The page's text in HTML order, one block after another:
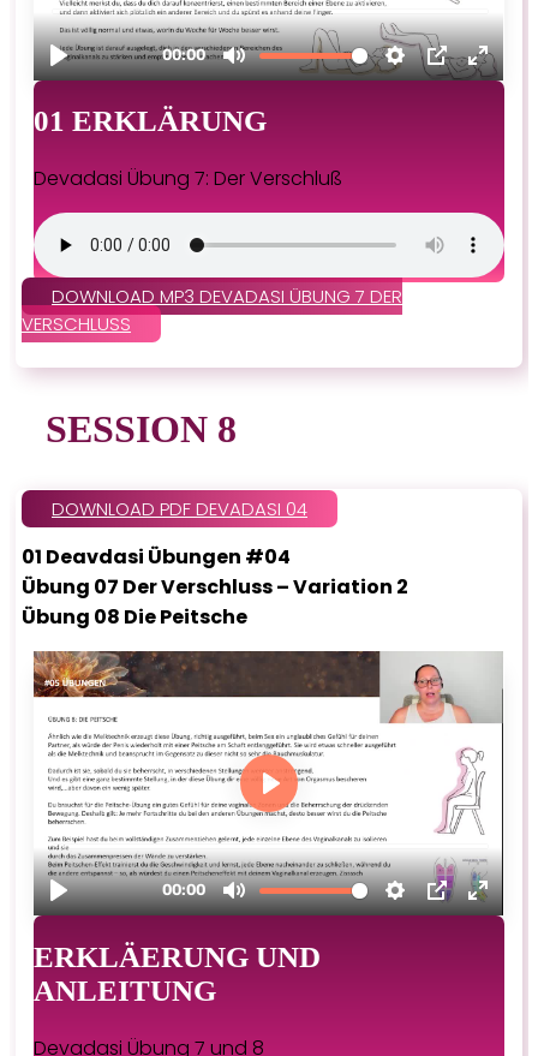
01 ERKLÄRUNG
Devadasi Übung 7: Der Verschluß
DOWNLOAD MP3 DEVADASI ÜBUNG 7 DER
VERSCHLUSS
SESSION 8
DOWNLOAD PDF DEVADASI 04
01 Deavdasi Übungen #04
Übung 07 Der Verschluss – Variation 2
Übung 08 Die Peitsche
ERKLÄERUNG UND
ANLEITUNG
Devadasi Übung 7 und 8